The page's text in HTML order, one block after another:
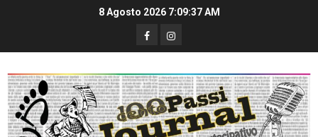
8 Agosto 2026 7:09:37 AM